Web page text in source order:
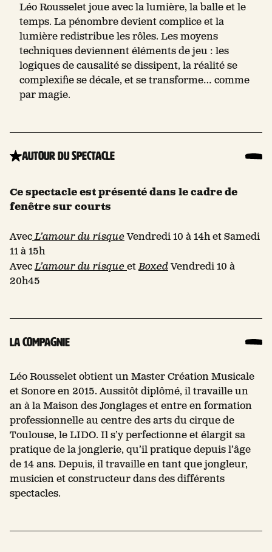
Léo Rousselet joue avec la lumière, la balle et le
temps. La pénombre devient complice et la
lumière redistribue les rôles. Les moyens
techniques deviennent éléments de jeu : les
logiques de causalité se dissipent, la réalité se
complexifie se décale, et se transforme… comme
par magie.
Autour du spectacle
Ce spectacle est présenté dans le cadre de
fenêtre sur courts
AvecL’amour du risqueVendredi 10 à 14h et Samedi
11 à 15h
AvecL’amour du risque etBoxedVendredi 10 à
20h45
La compagnie
Léo Rousselet obtient un Master Création Musicale
et Sonore en 2015. Aussitôt diplômé, il travaille un
an à la Maison des Jonglages et entre en formation
professionnelle au centre des arts du cirque de
Toulouse, le LIDO. Il s’y perfectionne et élargit sa
pratique de la jonglerie, qu’il pratique depuis l’âge
de 14 ans. Depuis, il travaille en tant que jongleur,
musicien et constructeur dans des différents
spectacles.